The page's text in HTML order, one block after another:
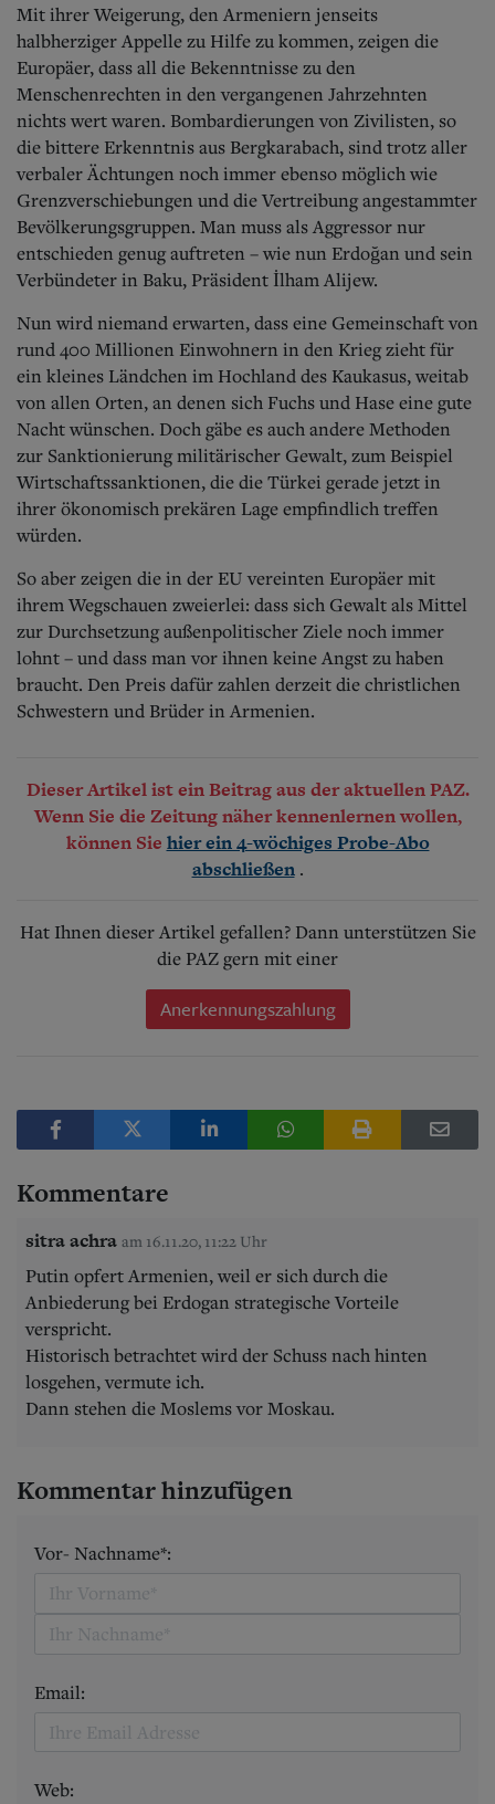
Mit ihrer Weigerung, den Armeniern jenseits
halbherziger Appelle zu Hilfe zu kommen, zeigen die
Europäer, dass all die Bekenntnisse zu den
Menschenrechten in den vergangenen Jahrzehnten
nichts wert waren. Bombardierungen von Zivilisten, so
die bittere Erkenntnis aus Bergkarabach, sind trotz aller
verbaler Ächtungen noch immer ebenso möglich wie
Grenzverschiebungen und die Vertreibung angestammter
Bevölkerungsgruppen. Man muss als Aggressor nur
entschieden genug auftreten – wie nun Erdoğan und sein
Verbündeter in Baku, Präsident İlham Alijew.
Nun wird niemand erwarten, dass eine Gemeinschaft von
rund 400 Millionen Einwohnern in den Krieg zieht für
ein kleines Ländchen im Hochland des Kaukasus, weitab
von allen Orten, an denen sich Fuchs und Hase eine gute
Nacht wünschen. Doch gäbe es auch andere Methoden
zur Sanktionierung militärischer Gewalt, zum Beispiel
Wirtschaftssanktionen, die die Türkei gerade jetzt in
ihrer ökonomisch prekären Lage empfindlich treffen
würden.
So aber zeigen die in der EU vereinten Europäer mit
ihrem Wegschauen zweierlei: dass sich Gewalt als Mittel
zur Durchsetzung außenpolitischer Ziele noch immer
lohnt – und dass man vor ihnen keine Angst zu haben
braucht. Den Preis dafür zahlen derzeit die christlichen
Schwestern und Brüder in Armenien.
Dieser Artikel ist ein Beitrag aus der aktuellen PAZ.
Wenn Sie die Zeitung näher kennenlernen wollen,
können Sie hier ein 4-wöchiges Probe-Abo
abschließen .
Hat Ihnen dieser Artikel gefallen? Dann unterstützen Sie
die PAZ gern mit einer
Anerkennungszahlung
Kommentare
sitra achra am 16.11.20, 11:22 Uhr
Putin opfert Armenien, weil er sich durch die
Anbiederung bei Erdogan strategische Vorteile
verspricht.
Historisch betrachtet wird der Schuss nach hinten
losgehen, vermute ich.
Dann stehen die Moslems vor Moskau.
Kommentar hinzufügen
Vor- Nachname*:
Email:
Web: